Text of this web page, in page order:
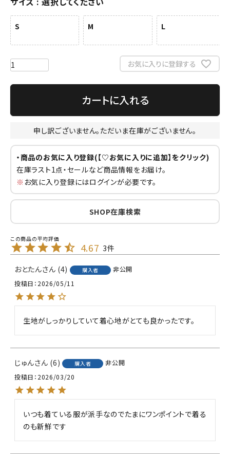
S M L
お気に入りに登録する
カートに入れる
申し訳ございません。ただいま在庫がございません。
・商品のお気に入り登録(【♡お気に入りに追加】をクリック)
在庫ラスト1点・セールなど商品情報をお届け。
※ お気に入り登録にはログインが必要です。
SHOP在庫検索
4.67 3
おとたん 4 購入者
非公開
投稿日 2026/05/11
生地がしっかりしていて着心地がとても良かったです。
じゅん 6 購入者
非公開
投稿日 2026/03/20
いつも着ている服が派手なのでたまにワンポイントで着る
のも新鮮です